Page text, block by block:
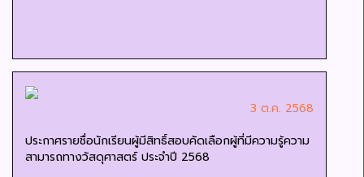
3 ต.ค. 2568
ประกาศรายชื่อนักเรียนผู้มีสิทธิ์สอบคัดเลือกผู้ที่มีความรู้ความ
สามารถทางวัสดุศาสตร์ ประจำปี 2568